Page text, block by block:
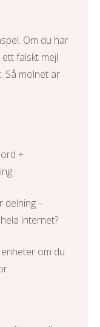
Om du har
falskt mejl
Så molnet är
+
delning –
internet?
om du